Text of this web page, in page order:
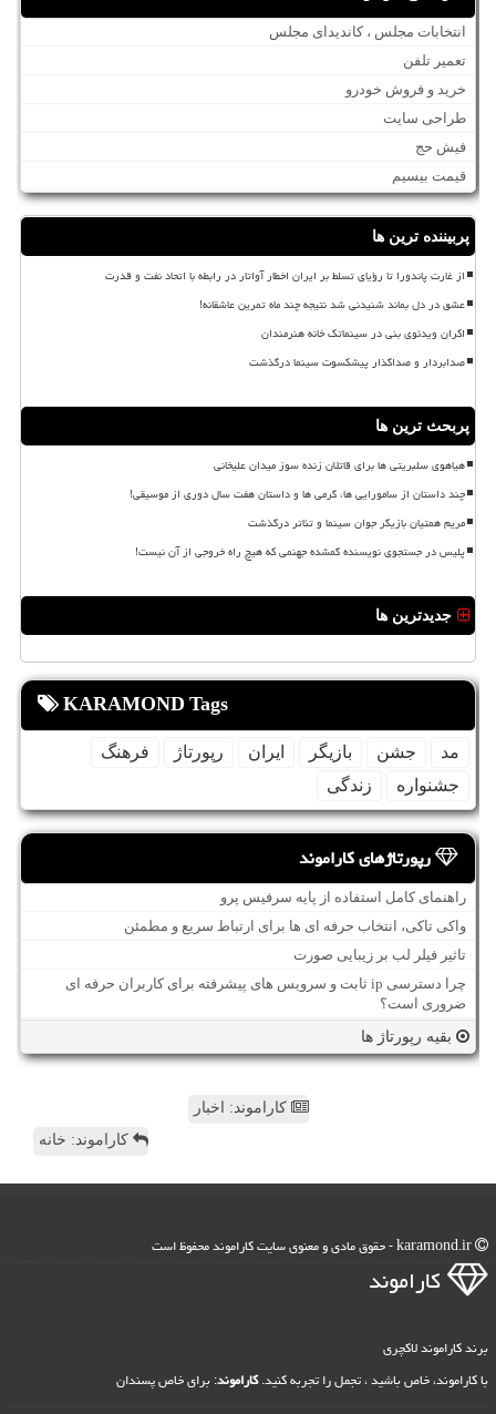
انتخابات مجلس ، کاندیدای مجلس
تعمیر تلفن
خرید و فروش خودرو
طراحی سایت
فیش حج
قیمت بیسیم
پربیننده ترین ها
از غارت پاندورا تا رؤیای تسلط بر ایران اخطار آواتار در رابطه با اتحاد نفت و قدرت
عشق در دل بماند شنیدنی شد نتیجه چند ماه تمرین عاشقانه!
اکران ویدئوی بنی در سینماتک خانه هنرمندان
صدابردار و صداگذار پیشکسوت سینما درگذشت
پربحث ترین ها
هیاهوی سلبریتی ها برای قاتلان زنده سوز میدان علیخانی
چند داستان از سامورایی ها، گرمی ها و داستان هفت سال دوری از موسیقی!
مریم همتیان بازیگر جوان سینما و تئاتر درگذشت
پلیس در جستجوی نویسنده گمشده جهنمی که هیچ راه خروجی از آن نیست!
جدیدترین ها
KARAMOND Tags
مد جشن بازیگر ایران رپورتاژ
فرهنگ
جشنواره
زندگی
رپورتاژهای کاراموند
راهنمای کامل استفاده از پایه سرفیس پرو
واکی تاکی، انتخاب حرفه ای ها برای ارتباط سریع و مطمئن
تاثیر فیلر لب بر زیبایی صورت
چرا دسترسی ip ثابت و سرویس های پیشرفته برای کاربران حرفه ای
ضروری است؟
بقیه رپورتاژ ها
کاراموند: اخبار
کاراموند: خانه
كاراموند
برند کاراموند لاکچری
با کاراموند، خاص باشید ، تجمل را تجربه کنید.کاراموند: برای خاص پسندان